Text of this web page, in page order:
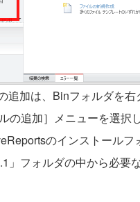
追加は、Binフォルダを右
の追加］メニューを選択
のインストールフ
」フォルダの中から必要